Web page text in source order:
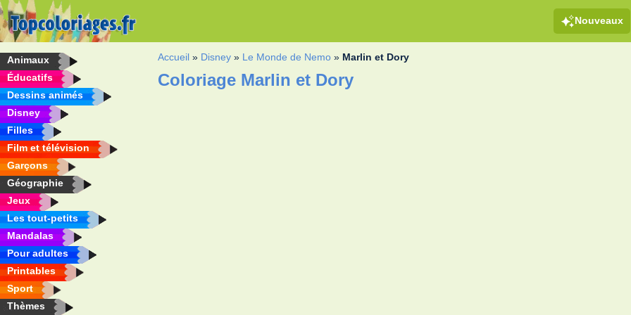
Nouveaux
Animaux
Éducatifs
Dessins animés
Disney
Filles
Film et télévision
Garçons
Géographie
Jeux
Les tout-petits
Mandalas
Pour adultes
Printables
Sport
Thèmes
Accueil » Disney » Le Monde de Nemo » Marlin et Dory
Coloriage Marlin et Dory